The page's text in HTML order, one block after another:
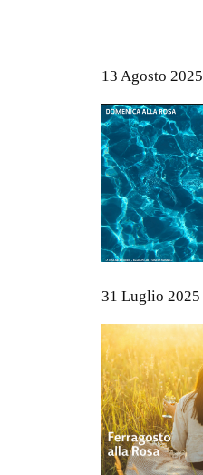
13 Agosto 2025
31 Luglio 2025